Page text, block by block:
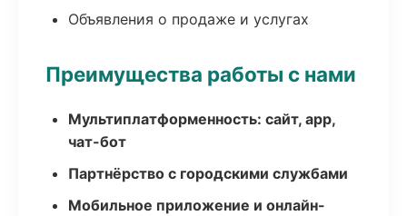
Объявления о продаже и услугах
Преимущества работы с нами
Мультиплатформенность: сайт, app,
чат-бот
Партнёрство с городскими службами
Мобильное приложение и онлайн-